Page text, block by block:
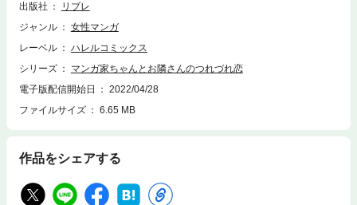
と、そして気になるのは謎のおとなりさん!?
出版社
リブレ
ジャンル
女性マンガ
レーベル
ハレルコミックス
シリーズ
マンガ家ちゃんとお隣さんのつれづれ恋
電子版配信開始日
2022/04/28
ファイルサイズ
6.65 MB
作品をシェアする